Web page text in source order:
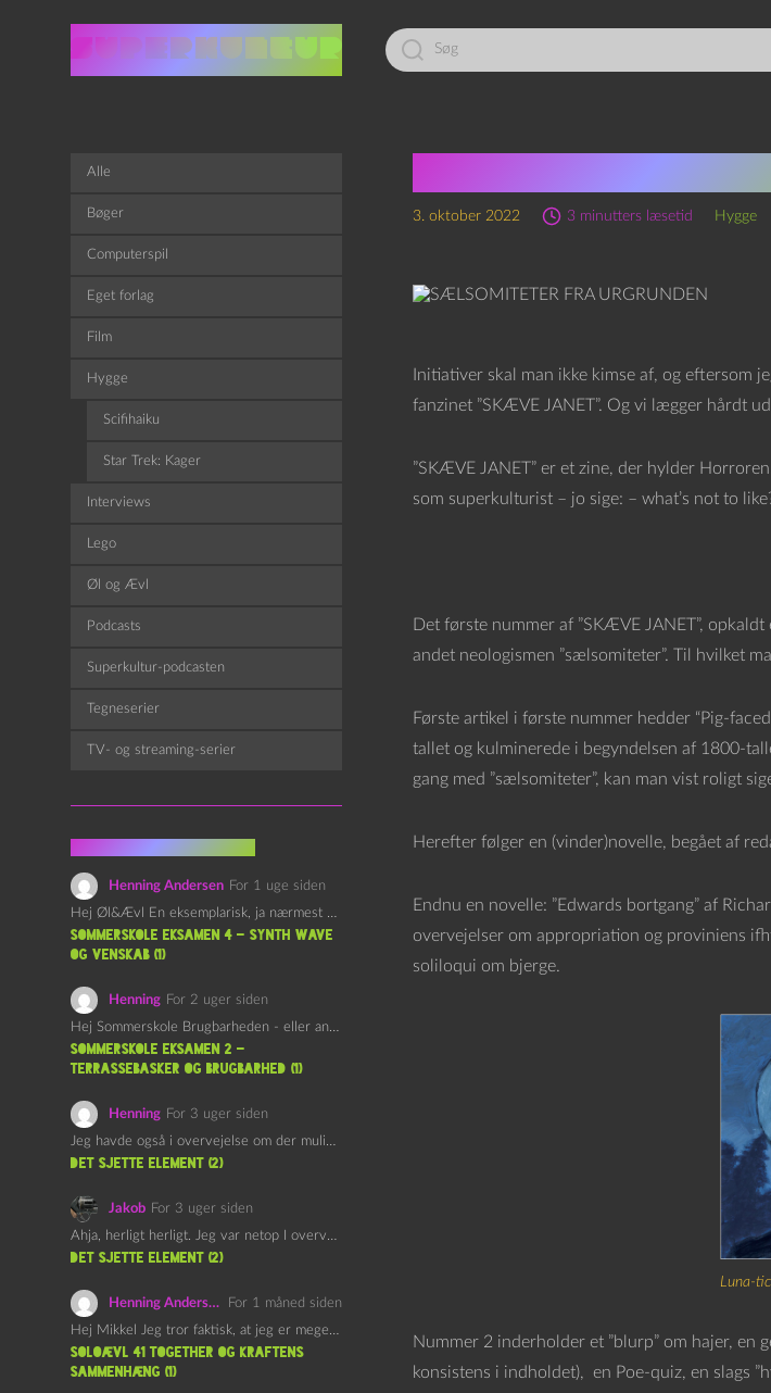
Led
efter:
3. oktober 2022 3 minutters læsetid Hygge
Initiativer skal man ikke kimse af, og eftersom
fanzinet ”SKÆVE JANET”. Og vi lægger hårdt
”SKÆVE JANET” er et zine, der hylder
som superkulturist – jo sige: – what’s not to
Det første nummer af ”SKÆVE JANET”,
andet neologismen ”sælsomiteter”. Til hvilket
Første artikel i første nummer hedder “Pig-
tallet og kulminerede i begyndelsen af 1800-
gang med ”sælsomiteter”, kan man vist roligt
Herefter følger en (vinder)novelle, begået af
Endnu en novelle: ”Edwards bortgang” af
overvejelser om appropriation og proviniens
soliloqui om bjerge.
Luna-
Nummer 2 inderholder et ”blurp” om hajer, en
konsistens i indholdet), en Poe-quiz, en slags
Alle
Bøger
Computerspil
Eget forlag
Film
Hygge
Scifihaiku
Star Trek: Kager
Interviews
Lego
Øl og Ævl
Podcasts
Superkultur-podcasten
Tegneserier
TV- og streaming-serier
Henning Andersen For 1 uge siden
Hej Øl&Ævl En eksemplarisk, ja nærmest yndefuld, afslutning på SOMMERSKOLEN.…
Sommerskole Eksamen 4 – Synth Wave
og Venskab (1)
Henning For 2 uger siden
Hej Sommerskole Brugbarheden - eller anvendeligheden - af "Øl&Ævl" er…
Sommerskole Eksamen 2 –
Terrassebasker og Brugbarhed (1)
Henning For 3 uger siden
Jeg havde også i overvejelse om der muligvis kunne være…
det sjette element (2)
Jakob For 3 uger siden
Ahja, herligt herligt. Jeg var netop I overvejelser om at…
det sjette element (2)
Henning Andersen
For 1 måned siden
Hej Mikkel Jeg tror faktisk, at jeg er meget enig…
Soloævl 41 Together og Kraftens
Sammenhæng (1)